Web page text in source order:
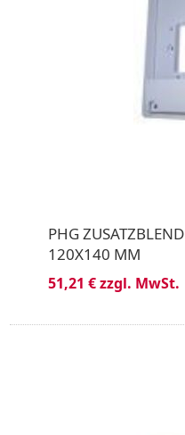
PHG
120X140 MM
51,21 € zzgl. MwSt.